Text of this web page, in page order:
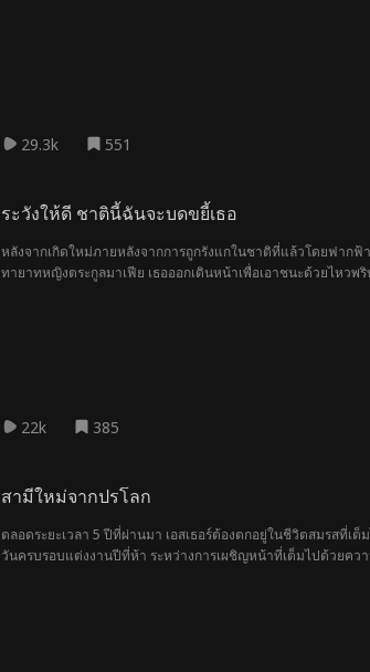
29.3k 551
ระวังให้ดี ชาตินี้ฉันจะบดขยี้เธอ
หลังจากเกิดใหม่ภายหลังจากการถูกรังแกในชาติที่แล้วโดยฟาก
ทายาทหญิงตระกูลมาเฟีย เธอออกเดินหน้าเพื่อเอาชนะด้วยไหว
22k 385
สามีใหม่จากปรโลก
ตลอดระยะเวลา 5 ปีที่ผ่านมา เอสเธอร์ต้องตกอยู่ในชีวิตสมรสที่
วันครบรอบแต่งงานปีที่ห้า ระหว่างการเผชิญหน้าที่เต็มไปด้วยคว